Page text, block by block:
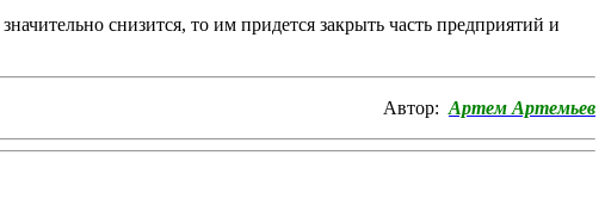
снизится, то им придется закрыть часть предприятий и
Автор: Артем Артемьев